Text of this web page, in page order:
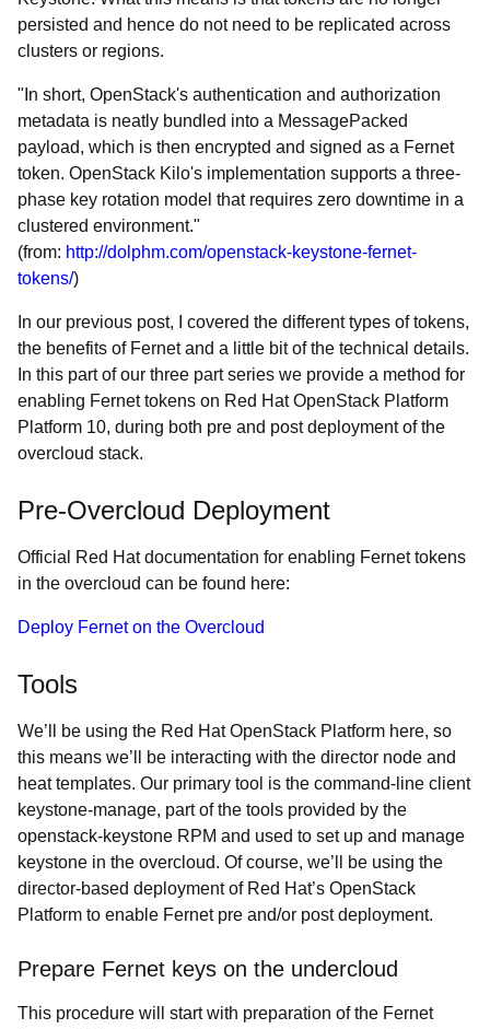
persisted and hence do not need to be replicated across
clusters or regions.
"In short, OpenStack's authentication and authorization
metadata is neatly bundled into a MessagePacked
payload, which is then encrypted and signed as a Fernet
token. OpenStack Kilo's implementation supports a three-
phase key rotation model that requires zero downtime in a
clustered environment."
(from: http://dolphm.com/openstack-keystone-fernet-
tokens/)
In our previous post, I covered the different types of tokens,
the benefits of Fernet and a little bit of the technical details.
In this part of our three part series we provide a method for
enabling Fernet tokens on Red Hat OpenStack Platform
Platform 10, during both pre and post deployment of the
overcloud stack.
Pre-Overcloud Deployment
Official Red Hat documentation for enabling Fernet tokens
in the overcloud can be found here:
Deploy Fernet on the Overcloud
Tools
We’ll be using the Red Hat OpenStack Platform here, so
this means we’ll be interacting with the director node and
heat templates. Our primary tool is the command-line client
keystone-manage, part of the tools provided by the
openstack-keystone RPM and used to set up and manage
keystone in the overcloud. Of course, we’ll be using the
director-based deployment of Red Hat’s OpenStack
Platform to enable Fernet pre and/or post deployment.
Prepare Fernet keys on the undercloud
This procedure will start with preparation of the Fernet